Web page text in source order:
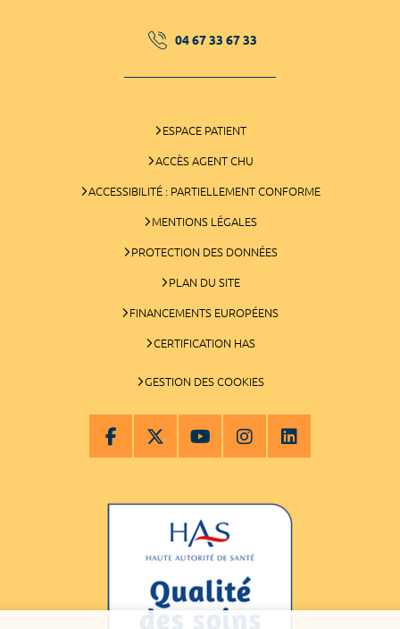
04 67 33 67 33
ESPACE PATIENT
ACCÈS AGENT CHU
ACCESSIBILITÉ : PARTIELLEMENT CONFORME
MENTIONS LÉGALES
PROTECTION DES DONNÉES
PLAN DU SITE
FINANCEMENTS EUROPÉENS
CERTIFICATION HAS
GESTION DES COOKIES